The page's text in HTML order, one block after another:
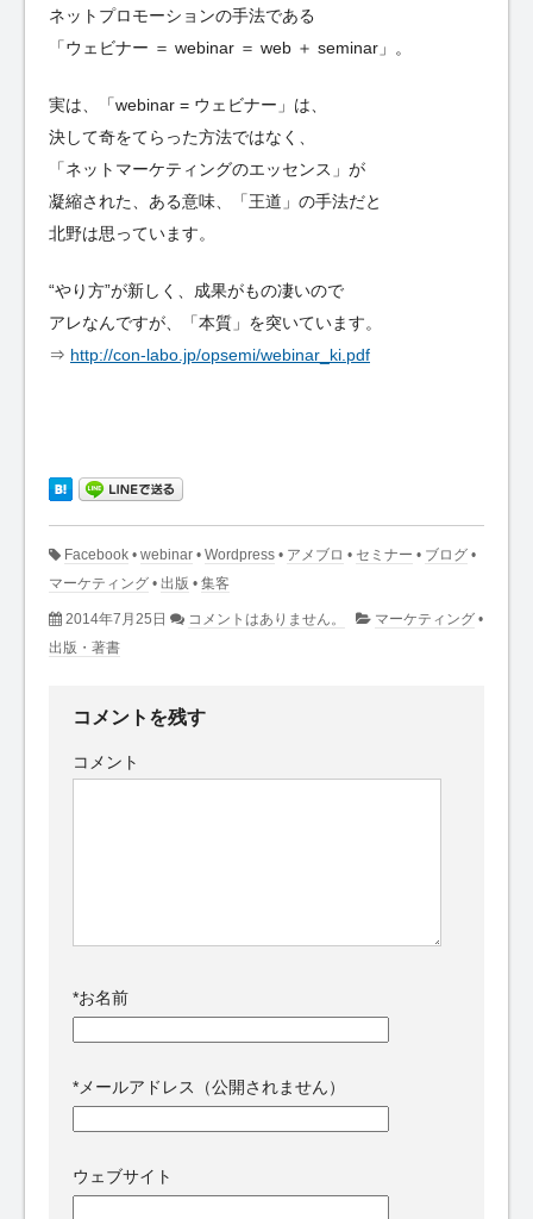
ネットプロモーションの手法である
「ウェビナー ＝ webinar ＝ web ＋ seminar」。
実は、「webinar = ウェビナー」は、
決して奇をてらった方法ではなく、
「ネットマーケティングのエッセンス」が
凝縮された、ある意味、「王道」の手法だと
北野は思っています。
“やり方”が新しく、成果がもの凄いので
アレなんですが、「本質」を突いています。
⇒ http://con-labo.jp/opsemi/webinar_ki.pdf
Facebook • webinar • Wordpress • アメブロ • セミナー • ブログ •
マーケティング • 出版 • 集客
2014年7月25日 コメントはありません。 マーケティング •
出版・著書
コメントを残す
コメント
*お名前
* メールアドレス（公開されません）
ウェブサイト